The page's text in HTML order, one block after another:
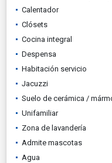
Calentador
Clósets
Cocina integral
Despensa
Habitación servicio
Jacuzzi
Suelo de cerámica /
Unifamiliar
Zona de lavandería
Admite mascotas
Agua